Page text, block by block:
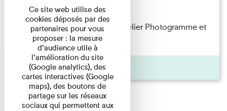
Du 23/08/2026 au 23/08/2026
Participez en famille à notre atelier Photogramme et
explorez une technique ...
Agenda
Ce site web utilise des
cookies déposés par des
partenaires pour vous
proposer : la mesure
d’audience utile à
l’amélioration du site
(Google analytics), des
cartes interactives (Google
maps), des boutons de
partage sur les réseaux
sociaux qui permettent aux